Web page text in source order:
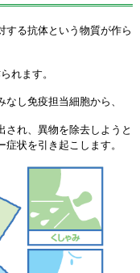
する抗体という物質が作ら
れます。
し免疫担当細胞から、
され、異物を除去しようと
状を引き起こします。